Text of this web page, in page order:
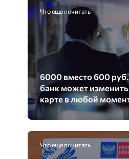
Что еще почитать
6000 вместо 600
банк может
карте в любой
Что еще почитать